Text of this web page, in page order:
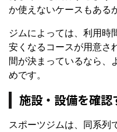
か使えないケースもある
ジムによっては、利用時
安くなるコースが用意さ
間が決まっているなら、
めです。
施設・設備を確認
スポーツジムは、同系列